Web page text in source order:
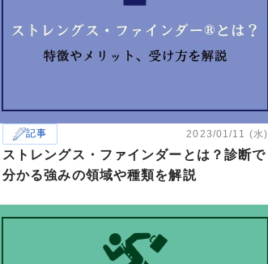
記事 2023/01/11 (水)
ストレングス・ファインダーとは？診断で
分かる強みの領域や種類を解説